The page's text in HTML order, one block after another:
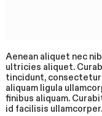
Aenean aliquet nec
ultricies aliquet.
tincidunt,
aliquam ligula
finibus aliquam.
id facilisis ullamcorper.